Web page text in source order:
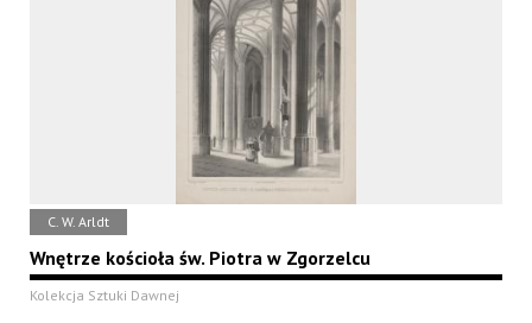
C. W. Arldt
Wnętrze kościoła św. Piotra w Zgorzelcu
Kolekcja Sztuki Dawnej